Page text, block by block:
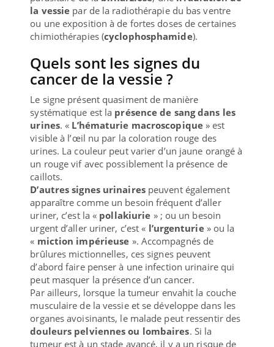
la vessie par de la radiothérapie du bas ventre
ou une exposition à de fortes doses de certaines
chimiothérapies (cyclophosphamide).
Quels sont les signes du
cancer de la vessie ?
Le signe présent quasiment de manière
systématique est la présence de sang dans les
urines. « L’hématurie macroscopique» est
visible à l’œil nu par la coloration rouge des
urines. La couleur peut varier d’un jaune orangé à
un rouge vif avec possiblement la présence de
caillots.
D’autres signes urinairespeuvent également
apparaître comme un besoin fréquent d’aller
uriner, c’est la « pollakiurie » ; ou un besoin
urgent d’aller uriner, c’est « l’urgenturie » ou la
« miction impérieuse ». Accompagnés de
brûlures mictionnelles, ces signes peuvent
d’abord faire penser à une infection urinaire qui
peut masquer la présence d’un cancer.
Par ailleurs, lorsque la tumeur envahit la couche
musculaire de la vessie et se développe dans les
organes avoisinants, le malade peut ressentir des
douleurs pelviennes ou lombaires. Si la
tumeur est à un stade avancé, il y a un risque de